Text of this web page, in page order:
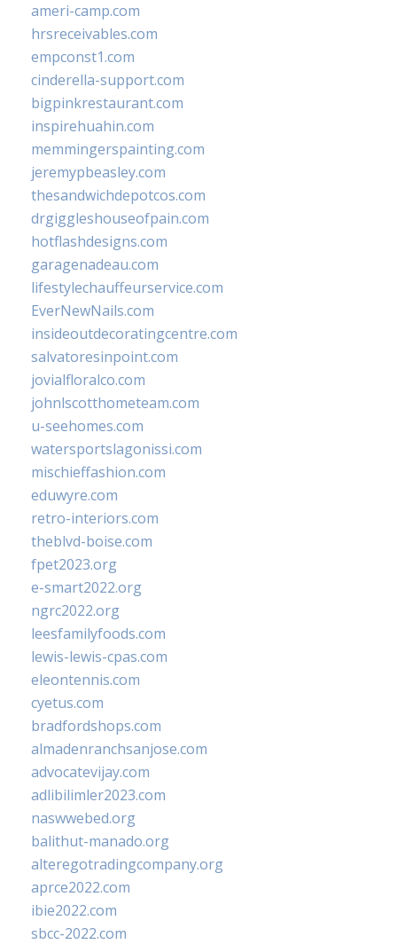
ameri-camp.com
hrsreceivables.com
empconst1.com
cinderella-support.com
bigpinkrestaurant.com
inspirehuahin.com
memmingerspainting.com
jeremypbeasley.com
thesandwichdepotcos.com
drgiggleshouseofpain.com
hotflashdesigns.com
garagenadeau.com
lifestylechauffeurservice.com
EverNewNails.com
insideoutdecoratingcentre.com
salvatoresinpoint.com
jovialfloralco.com
johnlscotthometeam.com
u-seehomes.com
watersportslagonissi.com
mischieffashion.com
eduwyre.com
retro-interiors.com
theblvd-boise.com
fpet2023.org
e-smart2022.org
ngrc2022.org
leesfamilyfoods.com
lewis-lewis-cpas.com
eleontennis.com
cyetus.com
bradfordshops.com
almadenranchsanjose.com
advocatevijay.com
adlibilimler2023.com
naswwebed.org
balithut-manado.org
alteregotradingcompany.org
aprce2022.com
ibie2022.com
sbcc-2022.com